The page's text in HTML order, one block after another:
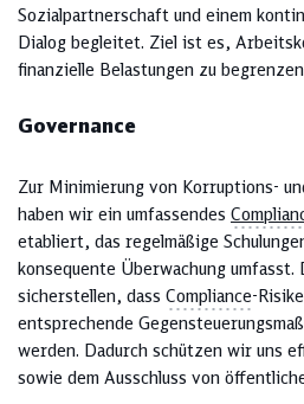
Sozialpartnerschaft und einem
Dialog begleitet. Ziel ist es,
finanzielle Belastungen zu
Governance
Zur Minimierung von Korruptions-
haben wir ein umfassendes
etabliert, das regelmäßige
konsequente Überwachung umfasst.
sicherstellen, dass Compliance-
entsprechende
werden. Dadurch schützen wir uns
sowie dem Ausschluss von